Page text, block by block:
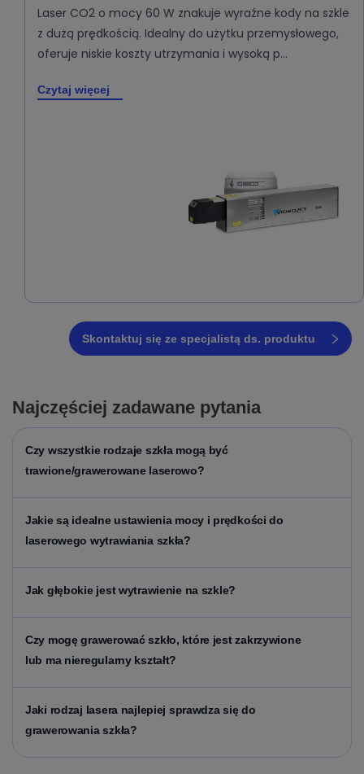
Laser CO2 o mocy 60 W znakuje wyraźne kody na szkle
z dużą prędkością. Idealny do użytku przemysłowego,
oferuje niskie koszty utrzymania i wysoką p…
Czytaj więcej
Skontaktuj się ze specjalistą ds. produktu
Najczęściej zadawane pytania
Czy wszystkie rodzaje szkła mogą być
trawione/grawerowane laserowo?
Jakie są idealne ustawienia mocy i prędkości do
laserowego wytrawiania szkła?
Jak głębokie jest wytrawienie na szkle?
Czy mogę grawerować szkło, które jest zakrzywione
lub ma nieregularny kształt?
Jaki rodzaj lasera najlepiej sprawdza się do
grawerowania szkła?